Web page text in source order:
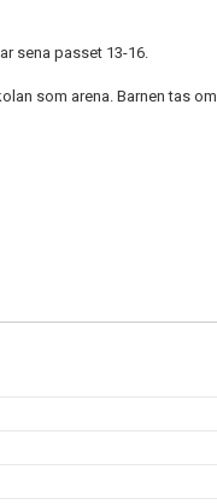
sena passet 13-16.
som arena. Barnen tas om